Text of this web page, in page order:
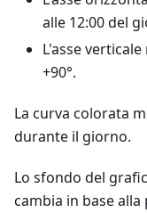
alle 12:00 del
L'asse
+90°.
La curva colorata
durante il giorno.
Lo sfondo del
cambia in base alla